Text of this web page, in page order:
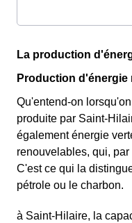
La production
Production d'énergie
Qu'entend-on
produite par Saint-
également énergie
renouvelables, qui,
C'est ce qui la
pétrole ou le charbon.
à Saint-Hilaire, la